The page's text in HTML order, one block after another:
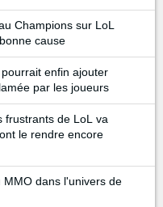
Champions sur LoL
cause
enfin ajouter
par les joueurs
frustrants de LoL va
le rendre encore
dans l'univers de